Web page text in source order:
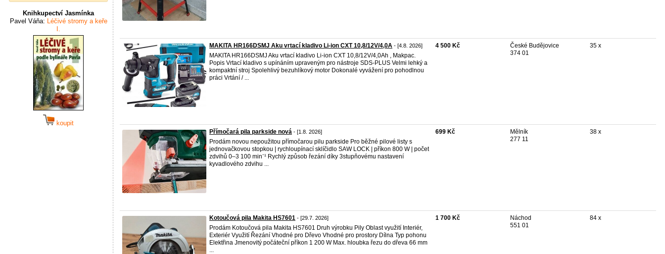
Knihkupectví Jasmínka
Pavel Váňa: Léčivé stromy a keře
I.
koupit
MAKITA HR166DSMJ Aku vrtací kladivo Li-ion CXT 10,8/12V/4,0A - [4.8. 2026]
MAKITA HR166DSMJ Aku vrtací kladivo Li-ion CXT 10,8/12V/4,0Ah , Makpac.
Popis Vrtací kladivo s upínáním upraveným pro nástroje SDS-PLUS Velmi lehký a
kompaktní stroj Spolehlivý bezuhlíkový motor Dokonalé vyvážení pro pohodlnou
práci Vrtání / ...
4 500 Kč
České Budějovice
374 01
35 x
Přímočará pila parkside nová - [1.8. 2026]
Prodám novou nepoužitou přímočarou pilu parkside Pro běžné pilové listy s
jednovačkovou stopkou | rychloupínací sklíčidlo SAW LOCK | příkon 800 W | počet
zdvihů 0–3 100 min⁻¹ Rychlý způsob řezání díky 3stupňovému nastavení
kyvadlového zdvihu ...
699 Kč
Mělník
277 11
38 x
Kotoučová pila Makita HS7601 - [29.7. 2026]
Prodám Kotoučová pila Makita HS7601 Druh výrobku Pily Oblast využití Interiér,
Exteriér Využití Řezání Vhodné pro Dřevo Vhodné pro prostory Dílna Typ pohonu
Elektřina Jmenovitý počáteční příkon 1 200 W Max. hloubka řezu do dřeva 66 mm
...
1 700 Kč
Náchod
551 01
84 x